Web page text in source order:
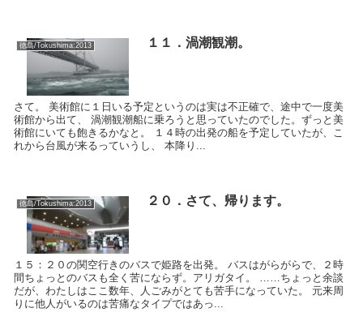
徳島/Tokushima:2013 １１．渦潮観潮。
さて。 美術館に１日いる予定というのは実は不正確で、途中で一度美
術館から出て、 渦潮観潮船に乗ろうと思っていたのでした。ずっと美
術館にいても飽きるかなと。 １４時の出発の船を予定していたが、こ
れから台風が来るっていうし、 本降り...
徳島/Tokushima:2013 ２０．さて、帰ります。
１５：２０の関空行きのバスで姫路を出発。 バスはがらがらで、２時
間ちょっとのバスも全く苦にならず。アリガタイ。 ……ちょっと余談
だが、わたしはここ数年、人ごみがとても苦手になっていた。 元来周
りに他人がいるのは苦痛なタイプではあっ...